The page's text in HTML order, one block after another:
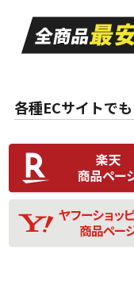
A
走行距離も
目立つ傷も
ない中古
な中古
C
使用感や傷
比較的きれい
品
D
使用感や目
あり、一般
品
各種ECサイトで